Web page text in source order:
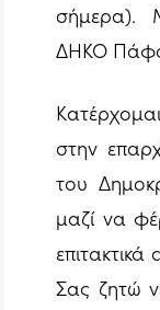
σήμερα).
ΔΗΚΟ
στην
του
μαζί να
επιτακτικά
Σας ζητώ